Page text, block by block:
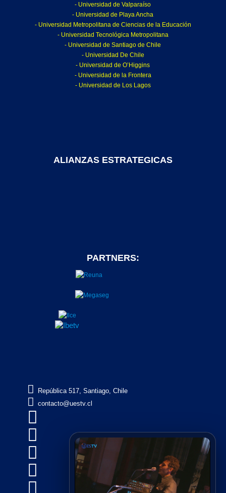
- Universidad de Valparaíso
- Universidad de Playa Ancha
- Universidad Metropolitana de Ciencias de la Educación
- Universidad Tecnológica Metropolitana
- Universidad de Santiago de Chile
- Universidad De Chile
- Universidad de O’Higgins
- Universidad de la Frontera
- Universidad de Los Lagos
ALIANZAS ESTRATEGICAS
PARTNERS:
 República 517, Santiago, Chile
 contacto@uestv.cl




